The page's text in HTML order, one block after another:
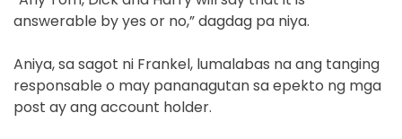
answerable by yes or no,” dagdag pa niya.
Aniya, sa sagot ni Frankel, lumalabas na ang tanging
responsable o may pananagutan sa epekto ng mga
post ay ang account holder.